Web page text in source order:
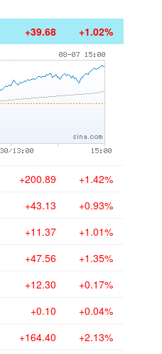
+39.68 +1.02%
+200.89 +1.42%
+43.13 +0.93%
+11.37 +1.01%
+47.56 +1.35%
+12.30 +0.17%
+0.10 +0.04%
+164.40 +2.13%